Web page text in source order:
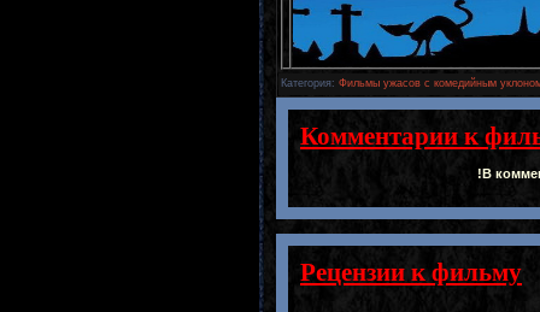
Категория: Фильмы ужасов с комедийным
Комментарии к
!В
Рецензии к фильму